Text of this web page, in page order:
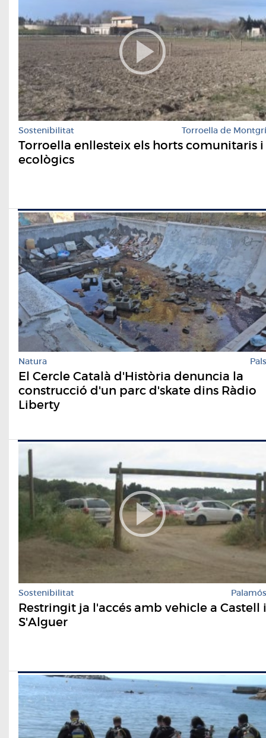
Sostenibilitat Torroella de Montgrí
Torroella enllesteix els horts comunitaris i
ecològics
Natura Pals
El Cercle Català d'Història denuncia la
construcció d'un parc d'skate dins Ràdio
Liberty
Sostenibilitat Palamós
Restringit ja l'accés amb vehicle a Castell i
S'Alguer